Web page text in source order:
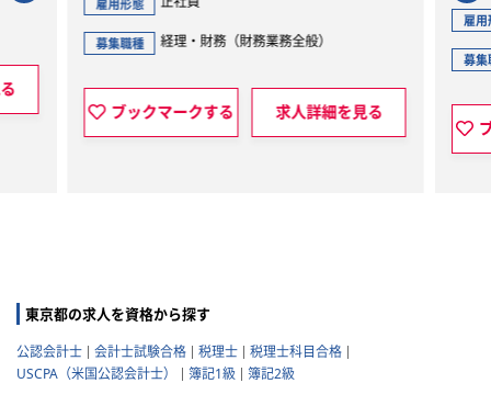
詳細を見る
東京都の求人を資格から探す
公認会計士 会計士試験合格 税理士
税理士科目合格
USCPA（米国公認会計士）
簿記1級 簿記2級